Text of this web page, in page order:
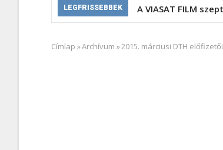
LEGFRISSEBBEK A VIASAT FILM
Morzsa
Címlap »Archívum »2015. márciusi DTH